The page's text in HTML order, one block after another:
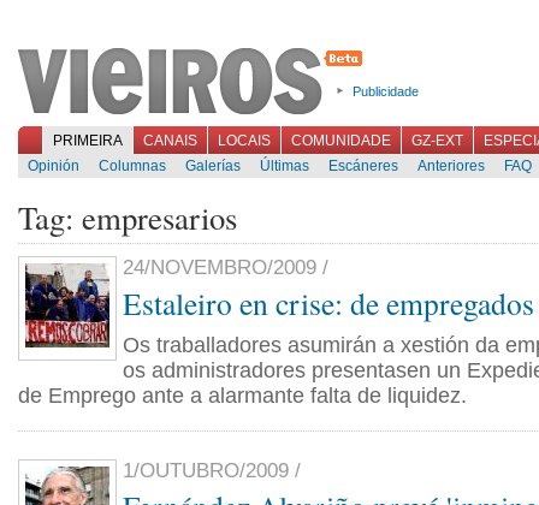
Publicidade
PRIMEIRA CANAIS LOCAIS COMUNIDADE GZ-EXT
Opinión
Columnas Galerías Últimas Escáneres Anteriores FAQ
Tag: empresarios
24/NOVEMBRO/2009 /
Estaleiro en crise: de
Os traballadores asumirán a xestión da
os administradores presentasen un
de Emprego ante a alarmante falta de liquidez.
1/OUTUBRO/2009 /